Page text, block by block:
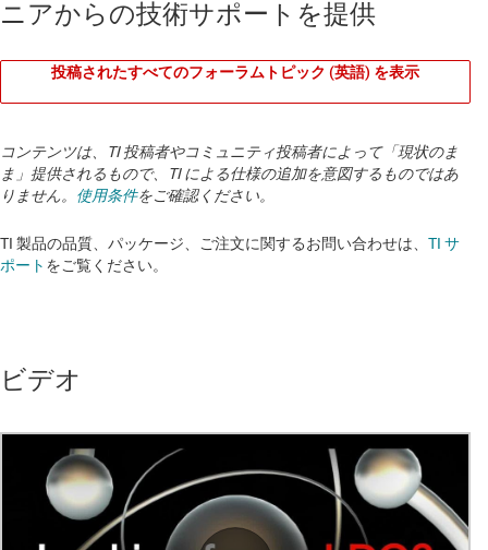
ニアからの技術サポートを提供
投稿されたすべてのフォーラムトピック (英語) を表示
コンテンツは、TI 投稿者やコミュニティ投稿者によって「現状のま
ま」提供されるもので、TI による仕様の追加を意図するものではあ
りません。 使用条件をご確認ください。
TI 製品の品質、パッケージ、ご注文に関するお問い合わせは、 TI サ
ポート をご覧ください。
ビデオ